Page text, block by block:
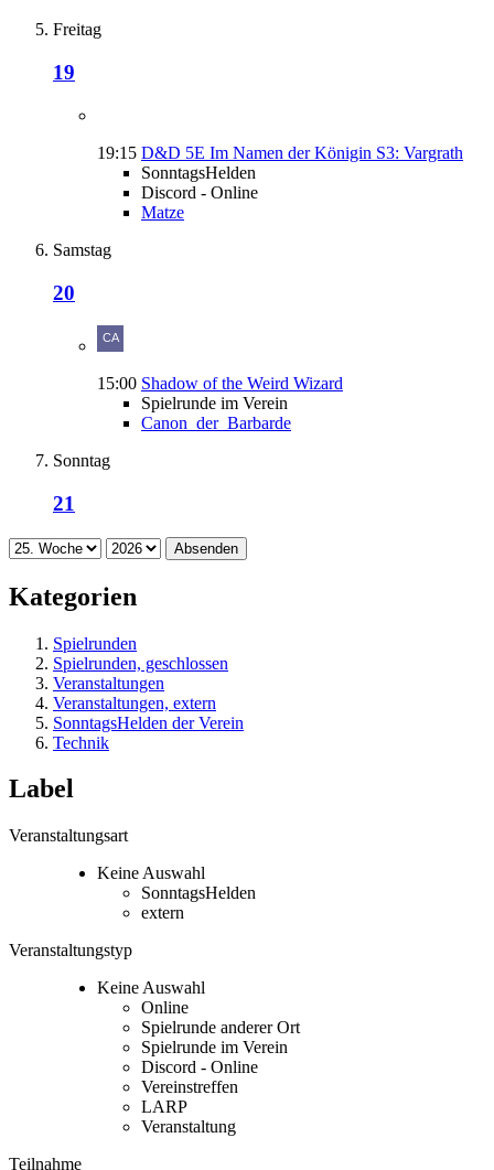
Freitag
19
19:15 D&D 5E Im Namen der Königin S3: Vargrath
SonntagsHelden
Discord - Online
Matze
Samstag
20
15:00 Shadow of the Weird Wizard
Spielrunde im Verein
Canon_der_Barbarde
Sonntag
21
Absenden
Kategorien
Spielrunden
Spielrunden, geschlossen
Veranstaltungen
Veranstaltungen, extern
SonntagsHelden der Verein
Technik
Label
Veranstaltungsart
Keine Auswahl
SonntagsHelden
extern
Veranstaltungstyp
Keine Auswahl
Online
Spielrunde anderer Ort
Spielrunde im Verein
Discord - Online
Vereinstreffen
LARP
Veranstaltung
Teilnahme